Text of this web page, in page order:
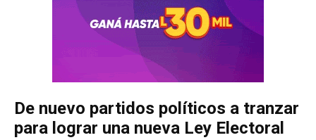
Partidos Políticos
Partido Liberal
Unificación Democrática
Anticorrupción
Partidos Políticos
Partido Liberal
Unificación Democrática
Anticorrupción
De nuevo partidos políticos a tranzar
para lograr una nueva Ley Electoral